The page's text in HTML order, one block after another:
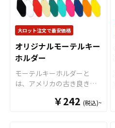
ん、販促品・ノベルティ、
店舗用のディスプレイや什
器など、様々な用途にお使
いいただけます。コミケな
どの同人イベントでの限定
アイテムやプロモーション
用としてもおすすめです。
アクスタはグッズの定番商
品と言えるように、アニ
官公庁、同人などの様々な
活用します。 表裏全面にフ
ルカラー印刷が可能で、写
真やイラスト、ロゴなどを
キレイに表現することがで
きます。オプションでアク
リルチャームを追加するこ
ともできますので、よりオ
リジナリティを求める方に
オススメです。 販売に必要
すので、お客様にはデザイ
大ロット注文で最安価格
オリジナルモーテルキー
ホルダー
モーテルキーホルダーと
は、アメリカの古き良きモ
ージしたヴィンテージ感の
￥242 (税込)~